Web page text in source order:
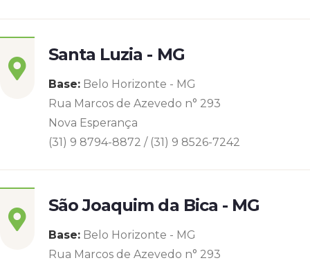
Santa Luzia - MG
Base: Belo Horizonte - MG
Rua Marcos de Azevedo n° 293
Nova Esperança
(31) 9 8794-8872 / (31) 9 8526-7242
São Joaquim da Bica - MG
Base: Belo Horizonte - MG
Rua Marcos de Azevedo n° 293